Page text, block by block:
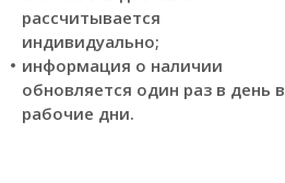
рассчитывается
индивидуально;
информация о наличии
обновляется один раз в день в
рабочие дни.